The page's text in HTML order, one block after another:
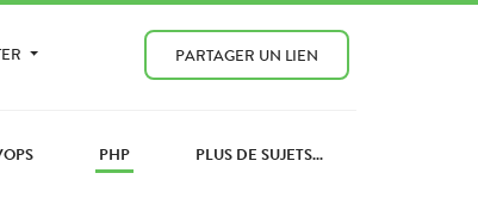
PARTAGER UN LIEN
PHP PLUS DE SUJETS...